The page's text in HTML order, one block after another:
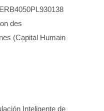
des
(Capital Humain
Inteligente de